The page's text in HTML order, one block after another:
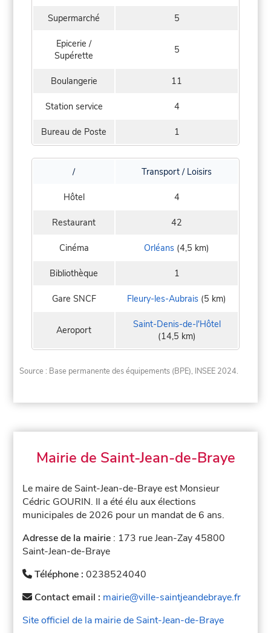
Supermarché 5
Epicerie /
Supérette
5
Boulangerie 11
Station service 4
Bureau de Poste 1
/ Transport / Loisirs
Hôtel 4
Restaurant 42
Cinéma Orléans (4,5 km)
Bibliothèque 1
Gare SNCF Fleury-les-Aubrais (5 km)
Aeroport
Saint-Denis-de-l'Hôtel
(14,5 km)
Source : Base permanente des équipements (BPE), INSEE 2024.
Mairie de Saint-Jean-de-Braye
Le maire de Saint-Jean-de-Braye est Monsieur
Cédric GOURIN. Il a été élu aux élections
municipales de 2026 pour un mandat de 6 ans.
Adresse de la mairie : 173 rue Jean-Zay 45800
Saint-Jean-de-Braye
Téléphone :0238524040
Contact email : mairie@ville-saintjeandebraye.fr
Site officiel de la mairie de Saint-Jean-de-Braye